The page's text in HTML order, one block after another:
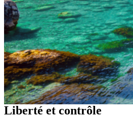
Liberté et contrôle